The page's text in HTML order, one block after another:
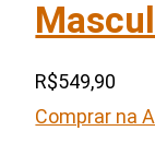
R$549,90
Comprar na